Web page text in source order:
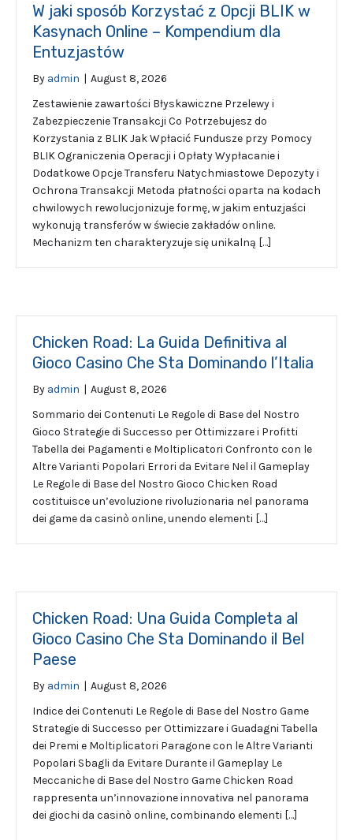
W jaki sposób Korzystać z Opcji BLIK w
Kasynach Online – Kompendium dla
Entuzjastów
By admin | August 8, 2026
Zestawienie zawartości Błyskawiczne Przelewy i
Zabezpieczenie Transakcji Co Potrzebujesz do
Korzystania z BLIK Jak Wpłacić Fundusze przy Pomocy
BLIK Ograniczenia Operacji i Opłaty Wypłacanie i
Dodatkowe Opcje Transferu Natychmiastowe Depozyty i
Ochrona Transakcji Metoda płatności oparta na kodach
chwilowych rewolucjonizuje formę, w jakim entuzjaści
wykonują transferów w świecie zakładów online.
Mechanizm ten charakteryzuje się unikalną […]
Chicken Road: La Guida Definitiva al
Gioco Casino Che Sta Dominando l’Italia
By admin | August 8, 2026
Sommario dei Contenuti Le Regole di Base del Nostro
Gioco Strategie di Successo per Ottimizzare i Profitti
Tabella dei Pagamenti e Moltiplicatori Confronto con le
Altre Varianti Popolari Errori da Evitare Nel il Gameplay
Le Regole di Base del Nostro Gioco Chicken Road
costituisce un’evoluzione rivoluzionaria nel panorama
dei game da casinò online, unendo elementi […]
Chicken Road: Una Guida Completa al
Gioco Casino Che Sta Dominando il Bel
Paese
By admin | August 8, 2026
Indice dei Contenuti Le Regole di Base del Nostro Game
Strategie di Successo per Ottimizzare i Guadagni Tabella
dei Premi e Moltiplicatori Paragone con le Altre Varianti
Popolari Sbagli da Evitare Durante il Gameplay Le
Meccaniche di Base del Nostro Game Chicken Road
rappresenta un’innovazione innovativa nel panorama
dei giochi da casinò online, combinando elementi […]